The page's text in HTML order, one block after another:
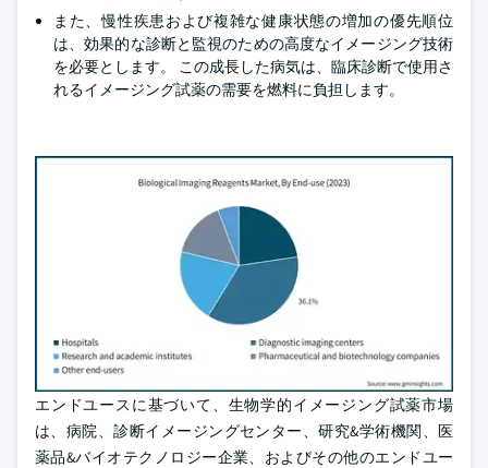
また、慢性疾患および複雑な健康状態の増加の優先順位
は、効果的な診断と監視のための高度なイメージング技術
を必要とします。 この成長した病気は、臨床診断で使用さ
れるイメージング試薬の需要を燃料に負担します。
エンドユースに基づいて、生物学的イメージング試薬市場
は、病院、診断イメージングセンター、研究&学術機関、医
薬品&バイオテクノロジー企業、およびその他のエンドユー